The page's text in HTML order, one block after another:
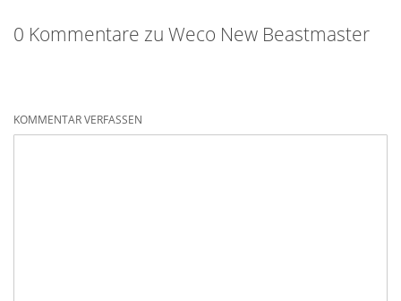
0 Kommentare zu Weco New Beastmaster
KOMMENTAR VERFASSEN